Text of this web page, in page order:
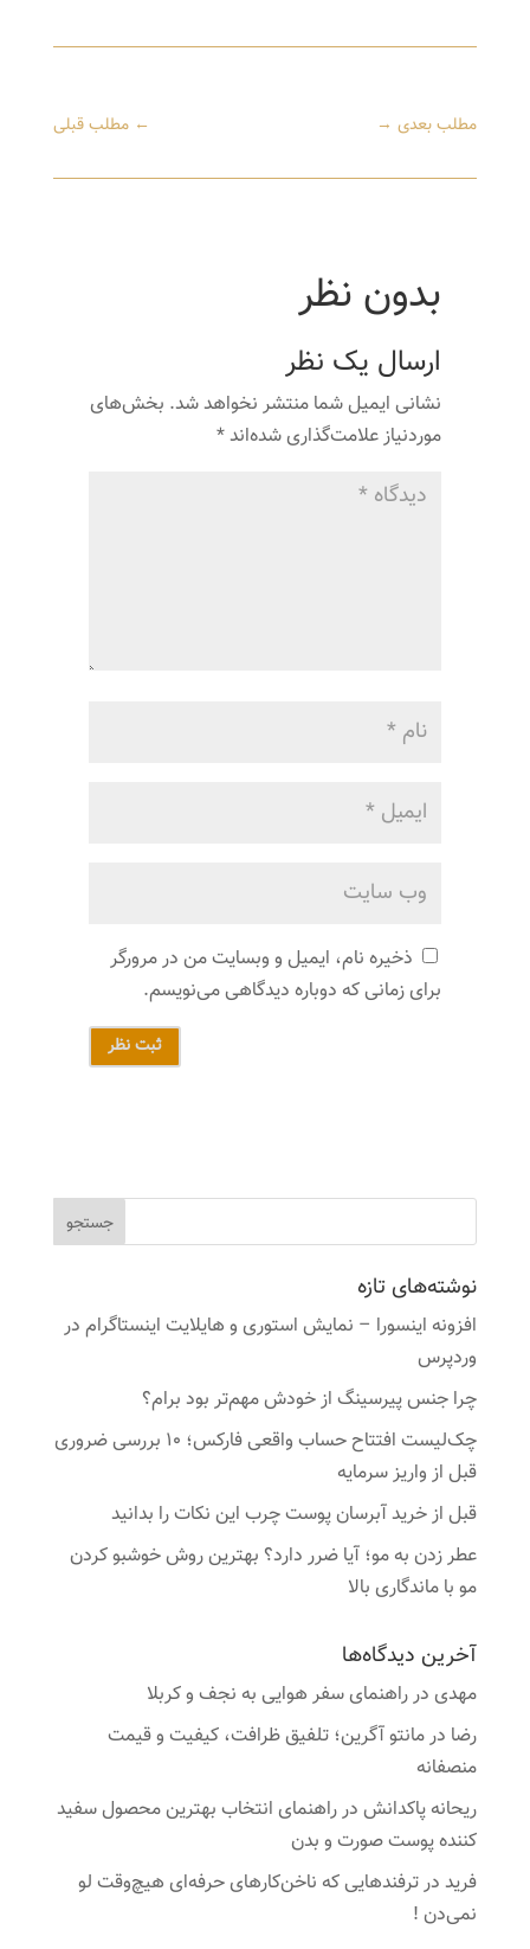
←مطلب قبلی مطلب بعدی→
بدون نظر
ارسال یک نظر
نشانی ایمیل شما منتشر نخواهد شد. بخش‌های
موردنیاز علامت‌گذاری شده‌اند*
ذخیره نام، ایمیل و وبسایت من در مرورگر
برای زمانی که دوباره دیدگاهی می‌نویسم.
ثبت نظر
نوشته‌های تازه
افزونه اینسورا – نمایش استوری و هایلایت اینستاگرام در
وردپرس
چرا جنس پیرسینگ از خودش مهم‌تر بود برام؟
چک‌لیست افتتاح حساب واقعی فارکس؛ ۱۰ بررسی ضروری
قبل از واریز سرمایه
قبل از خرید آبرسان پوست چرب این نکات را بدانید
عطر زدن به مو؛ آیا ضرر دارد؟ بهترین روش خوشبو کردن
مو با ماندگاری بالا
آخرین دیدگاه‌ها
مهدیدرراهنمای سفر هوایی به نجف و کربلا
رضا درمانتو آگرین؛ تلفیق ظرافت، کیفیت و قیمت
منصفانه
ریحانه پاکدانشدرراهنمای انتخاب بهترین محصول سفید
کننده پوست صورت و بدن
فریددرترفندهایی که ناخن‌کارهای حرفه‌ای هیچ‌وقت لو
نمی‌دن !